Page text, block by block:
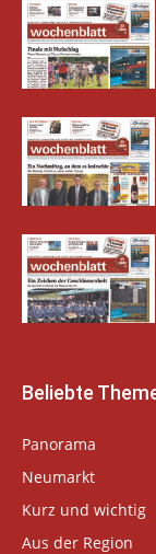
Beliebte
Panorama
Neumarkt
Kurz und wichtig
Aus der Region